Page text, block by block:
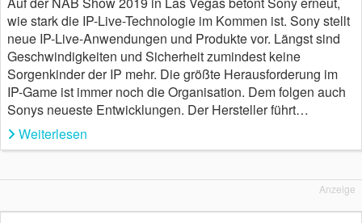
wie stark die IP-Live-Technologie im Kommen ist. Sony stellt
neue IP-Live-Anwendungen und Produkte vor. Längst sind
Geschwindigkeiten und Sicherheit zumindest keine
Sorgenkinder der IP mehr. Die größte Herausforderung im
IP-Game ist immer noch die Organisation. Dem folgen auch
Sonys neueste Entwicklungen. Der Hersteller führt…
Weiterlesen
Anzeige